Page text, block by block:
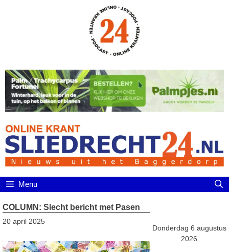
Menu
COLUMN: Slecht bericht met Pasen
20 april 2025
Donderdag 6 augustus
2026